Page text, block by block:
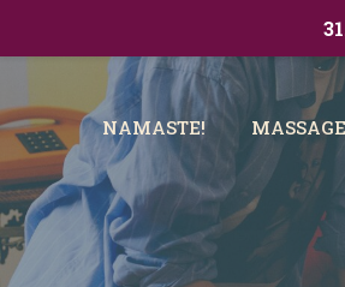
NAMASTE!